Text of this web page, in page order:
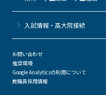
⼊試情報・高大院接続
お問い合わせ
推奨環境
Google Analyticsの利用について
教職員採用情報